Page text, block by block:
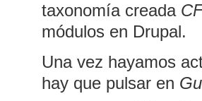
taxonomía creada
módulos en Drupal.
Una vez hayamos
hay que pulsar en